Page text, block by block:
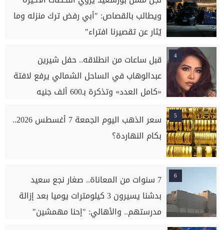
ويطالب بالقصاص: "أبي رفض ترك منزله وما
يُثار عن تقصيرنا افتراء"
4
قبل ساعات من انطلاقه.. حفل شيرين
عبدالوهاب في الساحل الشمالي يرفع لافتة
«كامل العدد» وتذكرة بـ600 ألف جنيه
5
سعر الذهب اليوم الجمعة 7 أغسطس 2026..
بكام النهاردة؟
6
7 سنوات من المعاناة.. صغار نجع سعيد
بدشنا يسيرون 3 كيلومترات يوميا بعد إزالة
مدرستهم.. والأهالي: "إحنا مهمشين"